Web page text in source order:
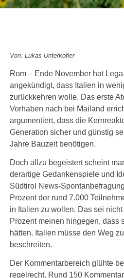
Von: Lukas Unterkofler
Rom – Ende November hat
angekündigt, dass Italien in
zurückkehren wolle. Das erste
Vorhaben nach bei Mailand
argumentiert, dass die
Generation sicher und günstig
Jahre Bauzeit benötigen.
Doch allzu begeistert scheint
derartige Gedankenspiele und
Südtirol News-
Prozent der rund 7.000
in Italien zu wollen. Das sei
Prozent meinen hingegen, dass
hätten. Italien müsse den Weg
beschreiten.
Der Kommentarbereich glühte
regelrecht. Rund 150